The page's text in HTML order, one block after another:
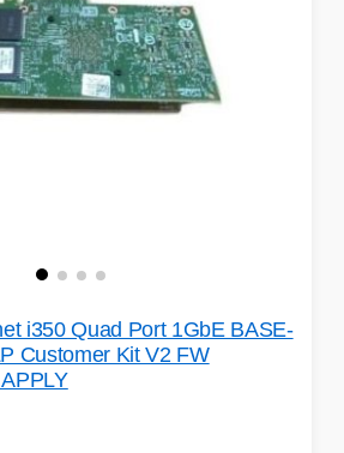
i350 Quad Port 1GbE BASE-
Customer Kit V2 FW